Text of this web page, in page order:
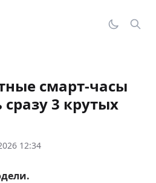
смарт-часы
сразу 3 крутых
12:34